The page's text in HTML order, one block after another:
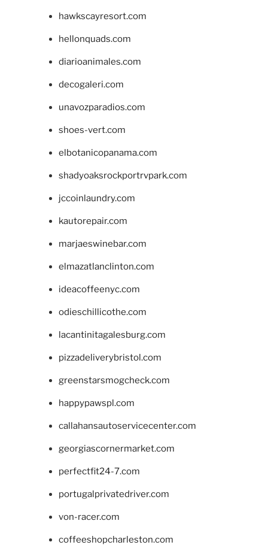
hawkscayresort.com
hellonquads.com
diarioanimales.com
decogaleri.com
unavozparadios.com
shoes-vert.com
elbotanicopanama.com
shadyoaksrockportrvpark.com
jccoinlaundry.com
kautorepair.com
marjaeswinebar.com
elmazatlanclinton.com
ideacoffeenyc.com
odieschillicothe.com
lacantinitagalesburg.com
pizzadeliverybristol.com
greenstarsmogcheck.com
happypawspl.com
callahansautoservicecenter.com
georgiascornermarket.com
perfectfit24-7.com
portugalprivatedriver.com
von-racer.com
coffeeshopcharleston.com